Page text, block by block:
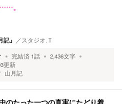
。
記』 ／ スタジオ.Ｔ
完結済 1話 2,436文字
更新
山月記